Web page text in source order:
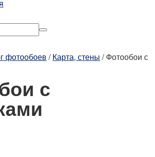
фотообоев /Карта, стены /Фотообои с
с